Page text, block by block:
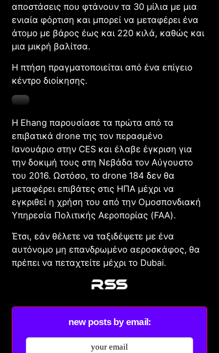
αποστάσεις που φτάνουν τα 30 μίλια με μια
ενιαία φόρτιση και μπορεί να μεταφέρει ένα
άτομο με βάρος έως και 220 κιλά, καθώς και
μια μικρή βαλίτσα.
Η πτήση πραγματοποιείται από ένα επίγειο
κέντρο διοίκησης.
Η Ehang παρουσίασε τα πρώτα από τα
επιβατικά drone της τον περασμένο
Ιανουάριο στην CES και έλαβε έγκριση για
την δοκιμή τους στη Νεβάδα τον Αύγουστο
του 2016. Ωστόσο, το drone 184 δεν θα
μεταφέρει επιβάτες στις ΗΠΑ μέχρι να
εγκριθεί η χρήση του από την Ομοσπονδιακή
Υπηρεσία Πολιτικής Αεροπορίας (FAA).
Έτσι, εάν θέλετε να ταξιδέψετε με ένα
αυτόνομο μη επανδρωμένο αεροσκάφος, θα
πρέπει να πεταχτείτε μέχρι το Dubai.
new posts by email: